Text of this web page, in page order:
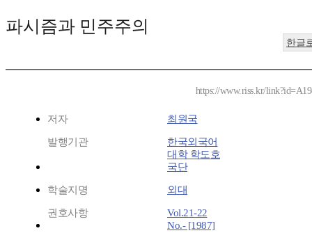
파시즘과 민주주의
한글
https://www.riss.kr/
저자 최원국
발행기관
한국외국어
대학 학도호
국단
학술지명 외대
권호사항
Vol.21-22
No.- [1987]